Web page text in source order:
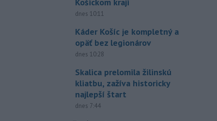
dnes 10:11
Káder Košíc je kompletný a
opäť bez legionárov
dnes 10:28
Skalica prelomila žilinskú
kliatbu, zažíva historicky
najlepší štart
dnes 7:44